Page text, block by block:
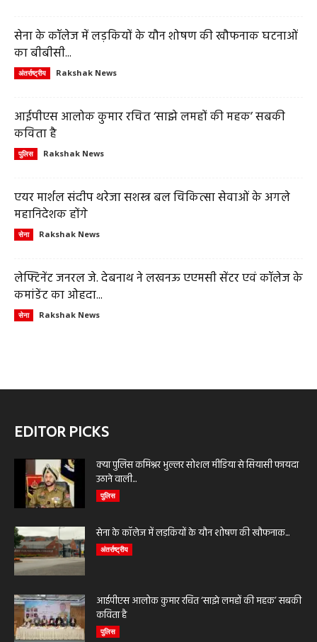
सेना के कॉलेज में लड़कियों के यौन शोषण की खौफनाक घटनाओं
का बीबीसी...
अंतर्राष्ट्रीय Rakshak News
आईपीएस आलोक कुमार रचित ‘साझे लमहों की महक’ सबकी
कविता है
पुलिस Rakshak News
एयर मार्शल संदीप थरेजा सशस्त्र बल चिकित्सा सेवाओं के अगले
महानिदेशक होंगे
सेना Rakshak News
लेफ्टिनेंट जनरल जे. देबनाथ ने लखनऊ एएमसी सेंटर एवं कॉलेज के
कमांडेंट का ओहदा...
सेना Rakshak News
EDITOR PICKS
क्या पुलिस कमिश्नर भुल्लर सोशल मीडिया से सियासी फायदा
उठाने वाली...
पुलिस
सेना के कॉलेज में लड़कियों के यौन शोषण की खौफनाक...
अंतर्राष्ट्रीय
आईपीएस आलोक कुमार रचित ‘साझे लमहों की महक’ सबकी
कविता है
पुलिस